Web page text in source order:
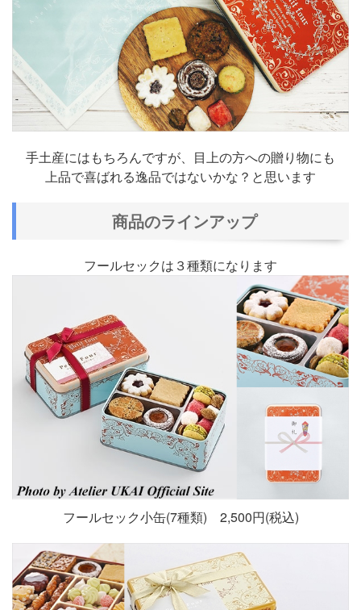
手土産にはもちろんですが、目上の方への贈り物にも
上品で喜ばれる逸品ではないかな？と思います
商品のラインアップ
フールセックは３種類になります
フールセック小缶(7種類) 2,500円(税込)